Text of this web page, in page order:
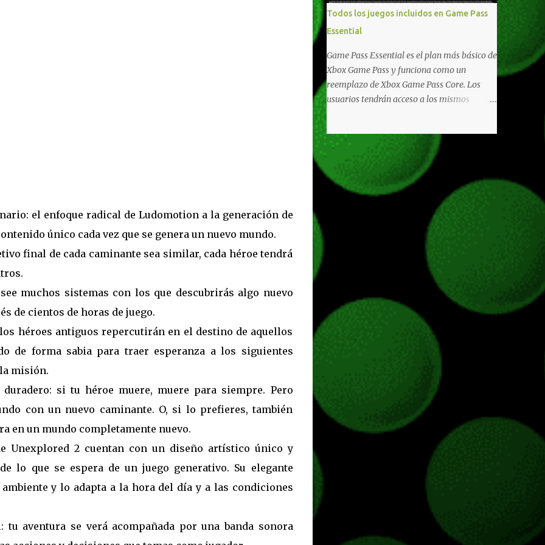
el enfoque radical de Ludomotion a la generación de
único cada vez que se genera un nuevo mundo.
final de cada caminante sea similar, cada héroe tendrá
muchos sistemas con los que descubrirás algo nuevo
de cientos de horas de juego.
héroes antiguos repercutirán en el destino de aquellos
de forma sabia para traer esperanza a los siguientes
misión.
si tu héroe muere, muere para siempre. Pero
con un nuevo caminante. O, si lo prefieres, también
en un mundo completamente nuevo.
Unexplored 2 cuentan con un diseño artístico único y
lo que se espera de un juego generativo. Su elegante
y lo adapta a la hora del día y a las condiciones
tu aventura se verá acompañada por una banda sonora
libertad de juego. Uno de los aspectos más
importantes de Last Rites es la gran
cantidad de opciones de personalización
incorporadas. Ahora es posible ocultar más
elementos de la interfaz, incluyendo las
trayectorias de lanzamiento de granadas y
el resaltado de objetos interactivos, además
asociados cuando la interfaz está oculta.
También se añaden los llamados
"Parámetros Ghost" , que permiten activar
la recarga táctica, limitar el número de
armas ...
Todos los juegos incluidos en Game Pass
Essential
Game Pass Essential es el plan más básico de
Xbox Game Pass y funciona como un
reemplazo de Xbox Game Pass Core. Los
usuarios tendrán acceso a los mismos
conocían, así como también otras ventajas
adicionales que fueron anunciados
recientemente. Essential incluirá como
novedades una serie de ventajas para
diferentes juegos free to play que están en
Xbox y PC, que van desde skins, desbloqueo
de personajes, paquetes de armas hasta
emotes, monedas virtuales y más para
pueden reclamar desde la sección de Game
Pass o en tu aplicación de Xbox yendo
directamente a la pestaña de Game Pass.
Essential también ahora sumará el acceso a
la Nube de Xbox, el cual nos permitite jugar
una pequeña porción de los juegos de la
suscripción mediante xCloud y más de 600
previamente (con más títulos en camino a
ser compatibles con la función Transmite tu
Propios Juegos). Pueden leer más...